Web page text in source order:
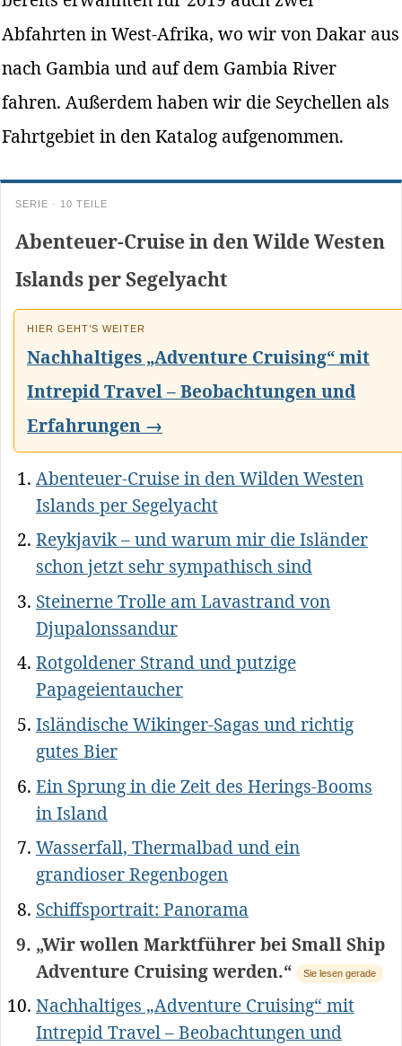
Abfahrten in West-Afrika, wo wir von Dakar aus
nach Gambia und auf dem Gambia River
fahren. Außerdem haben wir die Seychellen als
Fahrtgebiet in den Katalog aufgenommen.
SERIE · 10 TEILE
Abenteuer-Cruise in den Wilde Westen
Islands per Segelyacht
HIER GEHT’S WEITER
Nachhaltiges „Adventure Cruising“ mit
Intrepid Travel – Beobachtungen und
Erfahrungen →
Abenteuer-Cruise in den Wilden Westen
Islands per Segelyacht
Reykjavik – und warum mir die Isländer
schon jetzt sehr sympathisch sind
Steinerne Trolle am Lavastrand von
Djupalonssandur
Rotgoldener Strand und putzige
Papageientaucher
Isländische Wikinger-Sagas und richtig
gutes Bier
Ein Sprung in die Zeit des Herings-Booms
in Island
Wasserfall, Thermalbad und ein
grandioser Regenbogen
Schiffsportrait: Panorama
„Wir wollen Marktführer bei Small Ship
Adventure Cruising werden.“
Sie lesen gerade
Nachhaltiges „Adventure Cruising“ mit
Intrepid Travel – Beobachtungen und